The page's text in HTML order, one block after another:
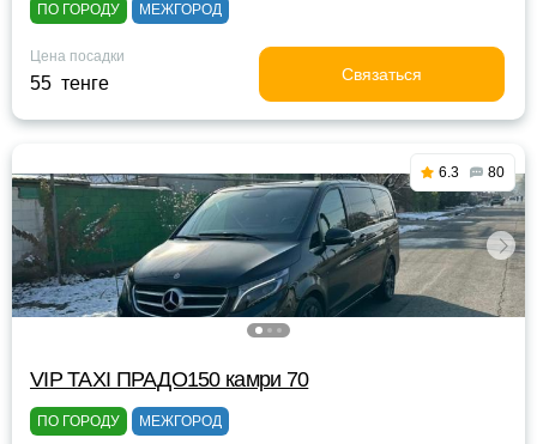
ПО ГОРОДУ МЕЖГОРОД
Цена посадки
55 тенге Связаться
6.3 80
VIP TAXI ПРАДО150 камри 70
ПО ГОРОДУ МЕЖГОРОД